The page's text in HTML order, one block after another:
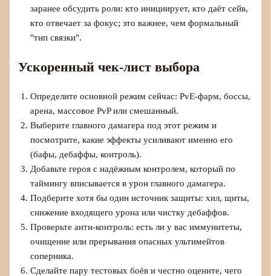
заранее обсудить роли: кто инициирует, кто даёт сейв,
кто отвечает за фокус; это важнее, чем формальный
"тип связки".
Ускоренный чек-лист выбора
Определите основной режим сейчас: PvE-фарм, боссы,
арена, массовое PvP или смешанный.
Выберите главного дамагера под этот режим и
посмотрите, какие эффекты усиливают именно его
(бафы, дебаффы, контроль).
Добавьте героя с надёжным контролем, который по
таймингу вписывается в урон главного дамагера.
Подберите хотя бы один источник защиты: хил, щиты,
снижение входящего урона или чистку дебаффов.
Проверьте анти-контроль: есть ли у вас иммунитеты,
очищение или прерывания опасных ультимейтов
соперника.
Сделайте пару тестовых боёв и честно оцените, чего